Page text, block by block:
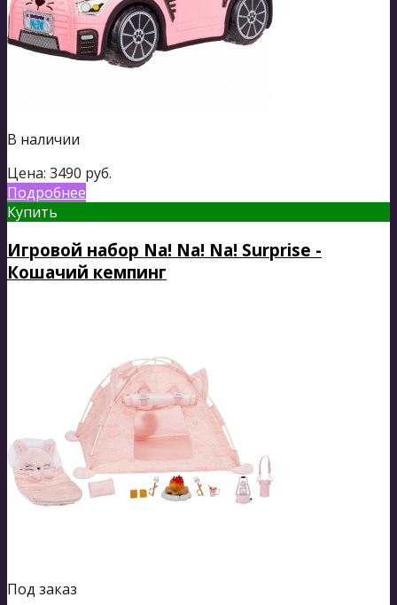
В наличии
Цена: 3490 руб.
Подробнее
Купить
Игровой набор Na! Na! Na! Surprise -
Кошачий кемпинг
Под заказ